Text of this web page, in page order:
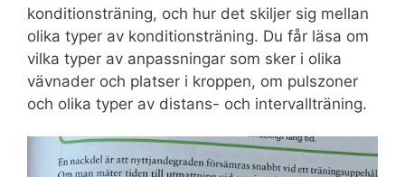
konditionsträning, och hur det skiljer sig mellan
olika typer av konditionsträning. Du får läsa om
vilka typer av anpassningar som sker i olika
vävnader och platser i kroppen, om pulszoner
och olika typer av distans- och intervallträning.